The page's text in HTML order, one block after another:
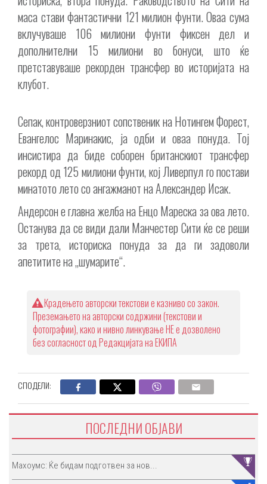
маса стави фантастични 121 милион фунти. Оваа сума
вклучуваше 106 милиони фунти фиксен дел и
дополнителни 15 милиони во бонуси, што ќе
претставуваше рекорден трансфер во историјата на
клубот.
Сепак, контроверзниот сопственик на Нотингем Форест,
Евангелос Маринакис, ја одби и оваа понуда. Тој
инсистира да биде соборен британскиот трансфер
рекорд од 125 милиони фунти, кој Ливерпул го постави
минатото лето со ангажманот на Александер Исак.
Андерсон е главна желба на Енцо Мареска за ова лето.
Останува да се види дали Манчестер Сити ќе се реши
за трета, историска понуда за да ги задоволи
апетитите на „шумарите“.
Крадењето авторски текстови е казниво со закон.
Преземањето на авторски содржини (текстови и
фотографии), како и нивно линкување НЕ е дозволено
без согласност од Редакцијата на ЕКИПА
СПОДЕЛИ:
ПОСЛЕДНИ ОБЈАВИ
Махоумс: Ќе бидам подготвен за нов...